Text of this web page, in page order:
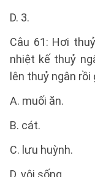
D. 3.
Câu 61: Hơi
nhiệt kế thuỷ
lên thuỷ ngân rồi
A. muối ăn.
B. cát.
C. lưu huỳnh.
D. vôi sống.